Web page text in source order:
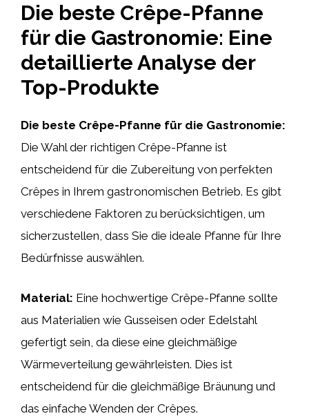
Die beste Crêpe-Pfanne
für die Gastronomie: Eine
detaillierte Analyse der
Top-Produkte
Die beste Crêpe-Pfanne für die Gastronomie:
Die Wahl der richtigen Crêpe-Pfanne ist
entscheidend für die Zubereitung von perfekten
Crêpes in Ihrem gastronomischen Betrieb. Es gibt
verschiedene Faktoren zu berücksichtigen, um
sicherzustellen, dass Sie die ideale Pfanne für Ihre
Bedürfnisse auswählen.
Material: Eine hochwertige Crêpe-Pfanne sollte
aus Materialien wie Gusseisen oder Edelstahl
gefertigt sein, da diese eine gleichmäßige
Wärmeverteilung gewährleisten. Dies ist
entscheidend für die gleichmäßige Bräunung und
das einfache Wenden der Crêpes.